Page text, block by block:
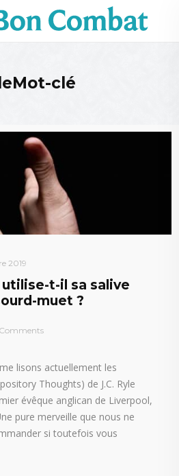
clé
2019
t-il sa salive
muet ?
lisons actuellement les
Thoughts) de J.C. Ryle
évêque anglican de Liverpool,
pure merveille que nous ne
si toutefois vous